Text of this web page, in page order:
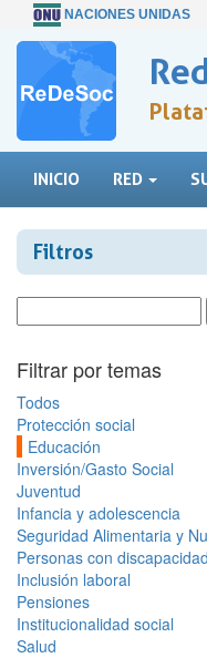
NACIONES UNIDAS
INICIO RED
Filtros
Filtrar por temas
Todos
Protección social
Educación
Inversión/Gasto Social
Juventud
Infancia y adolescencia
Seguridad Alimentaria y
Personas con discapacidad
Inclusión laboral
Pensiones
Institucionalidad social
Salud